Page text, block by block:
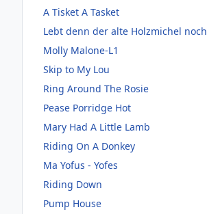
A Tisket A Tasket
Lebt denn der alte Holzmichel noch
Molly Malone-L1
Skip to My Lou
Ring Around The Rosie
Pease Porridge Hot
Mary Had A Little Lamb
Riding On A Donkey
Ma Yofus - Yofes
Riding Down
Pump House